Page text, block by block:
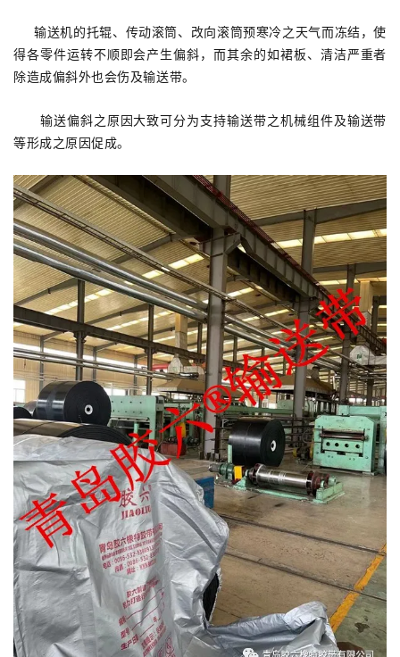
输送机的托辊、传动滚筒、改向滚筒预寒冷之天气而冻结，使
得各零件运转不顺即会产生偏斜，而其余的如裙板、清洁严重者
除造成偏斜外也会伤及输送带。
输送偏斜之原因大致可分为支持输送带之机械组件及输送带
等形成之原因促成。